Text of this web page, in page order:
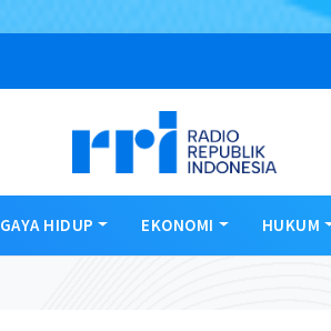
GAYA HIDUP EKONOMI HUKUM